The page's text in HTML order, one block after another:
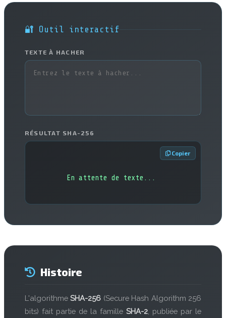
🔐 Outil interactif
TEXTE À HACHER
RÉSULTAT SHA-256
Copier
En attente de texte...
Histoire
L'algorithmeSHA-256 (Secure Hash Algorithm 256
bits) fait partie de la famille SHA-2 , publiée par le